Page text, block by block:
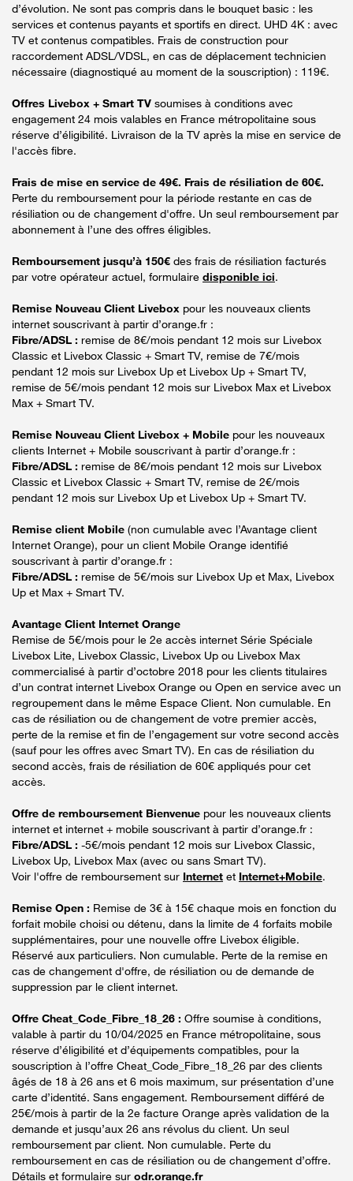
d’évolution. Ne sont pas compris dans le bouquet basic : les
services et contenus payants et sportifs en direct. UHD 4K : avec
TV et contenus compatibles. Frais de construction pour
raccordement ADSL/VDSL, en cas de déplacement technicien
nécessaire (diagnostiqué au moment de la souscription) : 119€.
Offres Livebox + Smart TV soumises à conditions avec
engagement 24 mois valables en France métropolitaine sous
réserve d’éligibilité. Livraison de la TV après la mise en service de
l'accès fibre.
Frais de mise en service de 49€. Frais de résiliation de 60€.
Perte du remboursement pour la période restante en cas de
résiliation ou de changement d'offre. Un seul remboursement par
abonnement à l’une des offres éligibles.
Remboursement jusqu’à 150€ des frais de résiliation facturés
par votre opérateur actuel, formulaire disponible ici.
Remise Nouveau Client Livebox pour les nouveaux clients
internet souscrivant à partir d’orange.fr :
Fibre/ADSL : remise de 8€/mois pendant 12 mois sur Livebox
Classic et Livebox Classic + Smart TV, remise de 7€/mois
pendant 12 mois sur Livebox Up et Livebox Up + Smart TV,
remise de 5€/mois pendant 12 mois sur Livebox Max et Livebox
Max + Smart TV.
Remise Nouveau Client Livebox + Mobile pour les nouveaux
clients Internet + Mobile souscrivant à partir d’orange.fr :
Fibre/ADSL : remise de 8€/mois pendant 12 mois sur Livebox
Classic et Livebox Classic + Smart TV, remise de 2€/mois
pendant 12 mois sur Livebox Up et Livebox Up + Smart TV.
Remise client Mobile (non cumulable avec l’Avantage client
Internet Orange), pour un client Mobile Orange identifié
souscrivant à partir d’orange.fr :
Fibre/ADSL : remise de 5€/mois sur Livebox Up et Max, Livebox
Up et Max + Smart TV.
Avantage Client Internet Orange
Remise de 5€/mois pour le 2e accès internet Série Spéciale
Livebox Lite, Livebox Classic, Livebox Up ou Livebox Max
commercialisé à partir d’octobre 2018 pour les clients titulaires
d’un contrat internet Livebox Orange ou Open en service avec un
regroupement dans le même Espace Client. Non cumulable. En
cas de résiliation ou de changement de votre premier accès,
perte de la remise et fin de l’engagement sur votre second accès
(sauf pour les offres avec Smart TV). En cas de résiliation du
second accès, frais de résiliation de 60€ appliqués pour cet
accès.
Offre de remboursement Bienvenue pour les nouveaux clients
internet et internet + mobile souscrivant à partir d’orange.fr :
Fibre/ADSL : -5€/mois pendant 12 mois sur Livebox Classic,
Livebox Up, Livebox Max (avec ou sans Smart TV).
Voir l'offre de remboursement sur Internet et Internet+Mobile.
Remise Open : Remise de 3€ à 15€ chaque mois en fonction du
forfait mobile choisi ou détenu, dans la limite de 4 forfaits mobile
supplémentaires, pour une nouvelle offre Livebox éligible.
Réservé aux particuliers. Non cumulable. Perte de la remise en
cas de changement d'offre, de résiliation ou de demande de
suppression par le client internet.
Offre Cheat_Code_Fibre_18_26 : Offre soumise à conditions,
valable à partir du 10/04/2025 en France métropolitaine, sous
réserve d’éligibilité et d’équipements compatibles, pour la
souscription à l’offre Cheat_Code_Fibre_18_26 par des clients
âgés de 18 à 26 ans et 6 mois maximum, sur présentation d’une
carte d’identité. Sans engagement. Remboursement différé de
25€/mois à partir de la 2e facture Orange après validation de la
demande et jusqu’aux 26 ans révolus du client. Un seul
remboursement par client. Non cumulable. Perte du
remboursement en cas de résiliation ou de changement d’offre.
Détails et formulaire sur odr.orange.fr